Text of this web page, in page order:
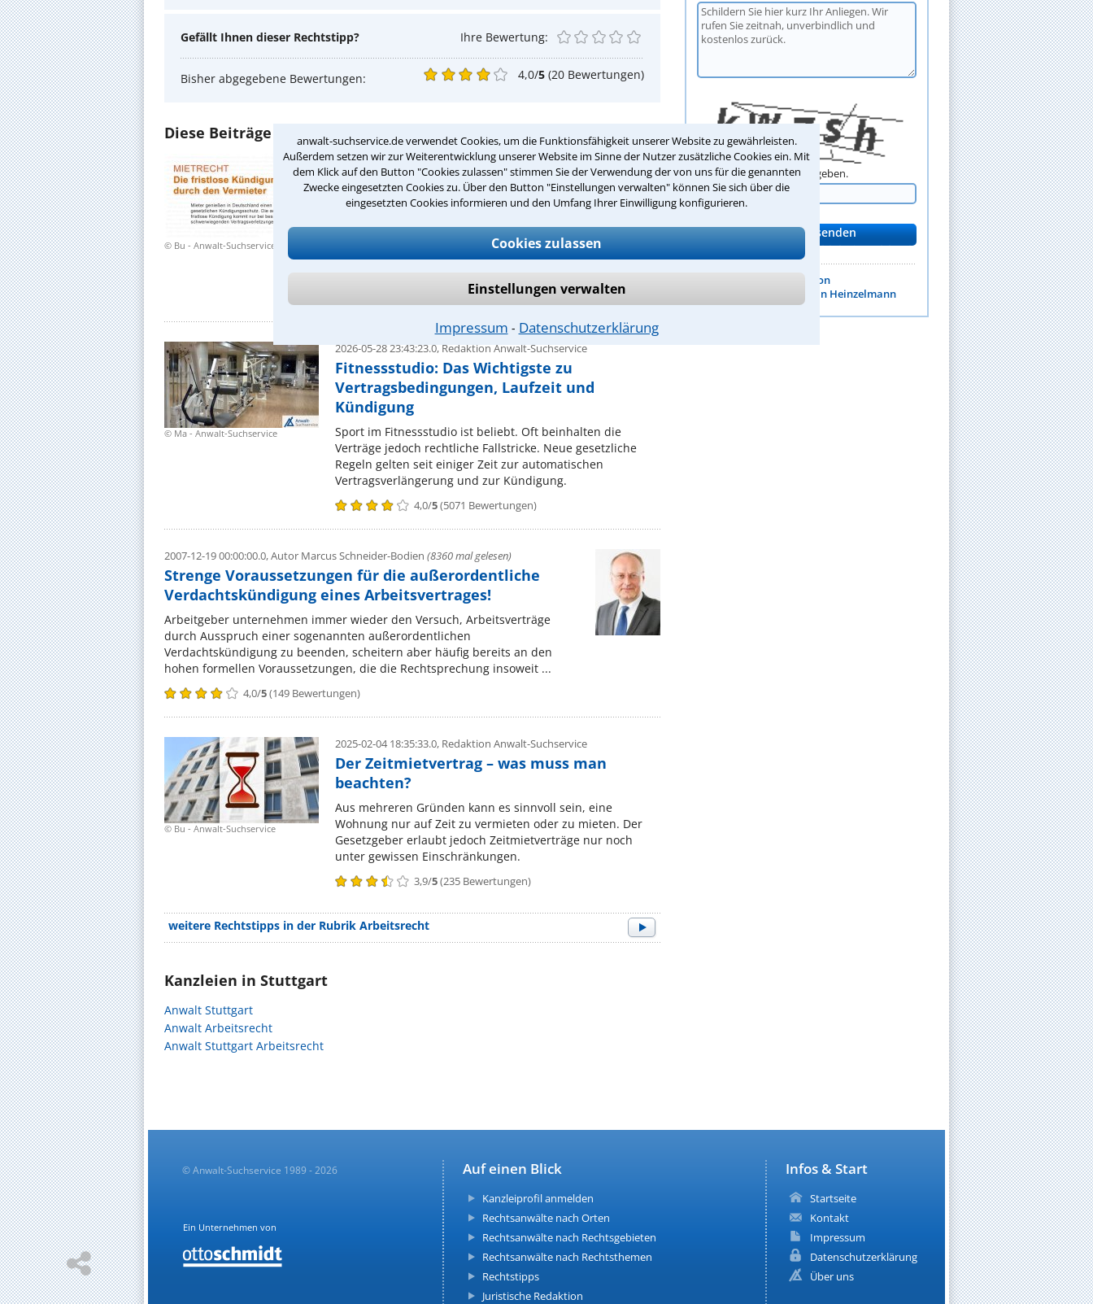
anwalt-suchservice.de verwendet Cookies, um die Funktionsfähigkeit unserer Website zu gewährleisten.
Außerdem setzen wir zur Weiterentwicklung unserer Website im Sinne der Nutzer zusätzliche Cookies ein. Mit
dem Klick auf den Button "Cookies zulassen" stimmen Sie der Verwendung der von uns für die genannten
Zwecke eingesetzten Cookies zu. Über den Button "Einstellungen verwalten" können Sie sich über die
eingesetzten Cookies informieren und den Umfang Ihrer Einwilligung konfigurieren.
Cookies zulassen
Einstellungen verwalten
Impressum ⁃ Datenschutzerklärung
Gefällt Ihnen dieser Rechtstipp? Ihre Bewertung:
Bisher abgegebene Bewertungen: 4,0/5 (20 Bewertungen)
Diese Beiträge könnten Sie auch interessieren:
© Bu - Anwalt-Suchservice
2024-05-13 21:47:55.0,Redaktion Anwalt-Suchservice
Mietvertrag: Wann darf der Vermieter dem
Mieter fristlos kündigen?
Eine außerordentliche oder fristlose Kündigung ist für
Mieter meist ein Schock. Aber: Wann darf ein Vermieter
überhaupt fristlos kündigen und wann ist eine Kündigung
nicht zulässig?
Bewertungen)
© Ma - Anwalt-Suchservice
2026-05-28 23:43:23.0, Redaktion Anwalt-Suchservice
Fitnessstudio: Das Wichtigste zu
Vertragsbedingungen, Laufzeit und
Kündigung
Sport im Fitnessstudio ist beliebt. Oft beinhalten die
Verträge jedoch rechtliche Fallstricke. Neue gesetzliche
Regeln gelten seit einiger Zeit zur automatischen
Vertragsverlängerung und zur Kündigung.
4,0/5(5071 Bewertungen)
2007-12-19 00:00:00.0,Autor Marcus Schneider-Bodien (8360 mal gelesen)
Strenge Voraussetzungen für die außerordentliche
Verdachtskündigung eines Arbeitsvertrages!
Arbeitgeber unternehmen immer wieder den Versuch, Arbeitsverträge
durch Ausspruch einer sogenannten außerordentlichen
Verdachtskündigung zu beenden, scheitern aber häufig bereits an den
hohen formellen Voraussetzungen, die die Rechtsprechung insoweit ...
4,0/5(149 Bewertungen)
© Bu - Anwalt-Suchservice
2025-02-04 18:35:33.0, Redaktion Anwalt-Suchservice
Der Zeitmietvertrag – was muss man
beachten?
Aus mehreren Gründen kann es sinnvoll sein, eine
Wohnung nur auf Zeit zu vermieten oder zu mieten. Der
Gesetzgeber erlaubt jedoch Zeitmietverträge nur noch
unter gewissen Einschränkungen.
3,9/5(235 Bewertungen)
weitere Rechtstipps in der Rubrik Arbeitsrecht
Kanzleien in Stuttgart
Anwalt Stuttgart
Anwalt Arbeitsrecht
Anwalt Stuttgart Arbeitsrecht
Bitte Sicherheitscode eingeben.
zum Kanzleiprofil von
Rechtsanwalt Martin Heinzelmann
Infos & Start
Startseite
Kontakt
Impressum
Datenschutzerklärung
Über uns
Auf einen Blick
Kanzleiprofil anmelden
Rechtsanwälte nach Orten
Rechtsanwälte nach Rechtsgebieten
Rechtsanwälte nach Rechtsthemen
Rechtstipps
Juristische Redaktion
© Anwalt-Suchservice 1989 - 2026
Ein Unternehmen von